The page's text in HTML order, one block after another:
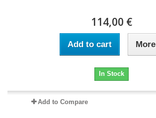
114,00 €
Add to cart More
In Stock
Add to Compare